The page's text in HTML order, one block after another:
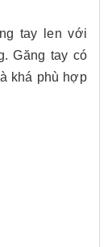
tay len với
Găng tay có
khá phù hợp